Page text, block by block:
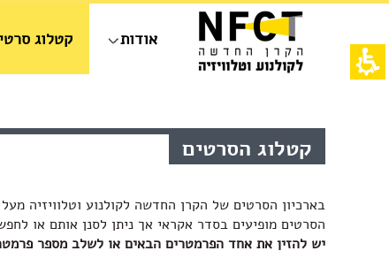
תחילתו
אינטרנט,
לחץ
אודות קטלוג
קטלוג הסרטים
בארכיון הסרטים של הקרן החדשה לקולנוע וטלוויזיה
הסרטים מופיעים בסדר אקראי אך ניתן לסנן אותם או
יש להזין את אחד הפרמטרים הבאים או לשלב מספר